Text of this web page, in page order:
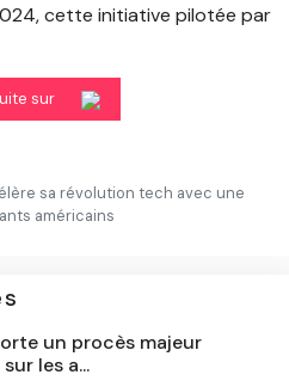
cette initiative pilotée par
sur
sa révolution tech avec une
américains
un procès majeur
les a...